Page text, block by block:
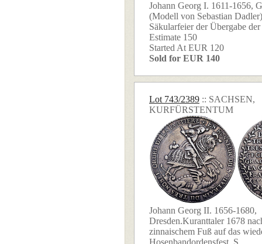
Johann Georg I. 1611-1656,
(Modell von Sebastian
Säkularfeier der Übergabe
Estimate 150
Started At EUR 120
Sold for EUR 140
Lot 743/2389 :: SACHSEN,
KURFÜRSTENTUM
Johann Georg II. 1656-1680,
Dresden.Kuranttaler 1678
zinnaischem Fuß auf das
Hosenbandordensfest. S ...